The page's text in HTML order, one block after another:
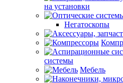
на установки
Негатоскопы
системы
Мебель